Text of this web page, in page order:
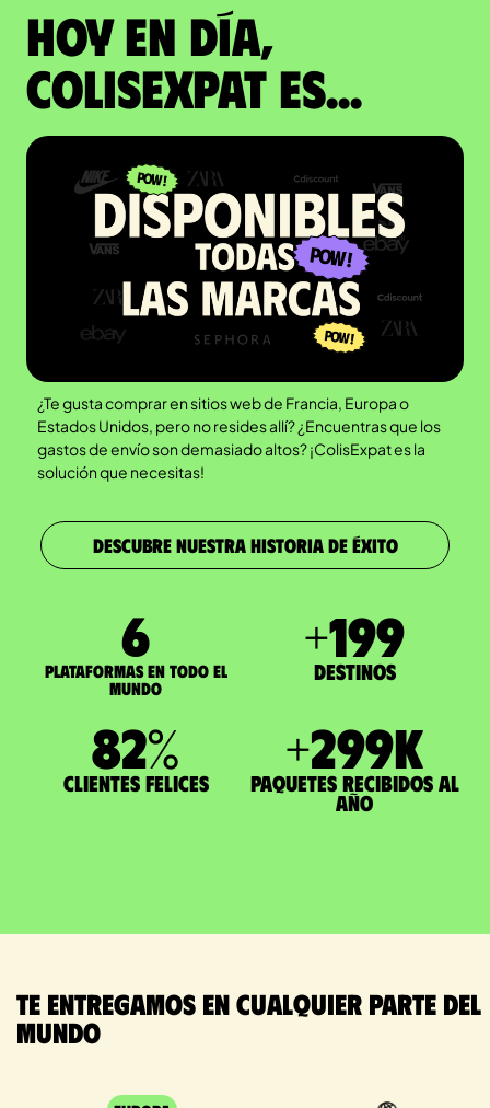
Hoy en día,
ColisExpat es...
¿Te gusta comprar en sitios web de Francia, Europa o
Estados Unidos, pero no resides allí? ¿Encuentras que los
gastos de envío son demasiado altos? ¡ColisExpat es la
solución que necesitas!
DESCUBRE NUESTRA HISTORIA DE ÉXITO
7
Plataformas en todo el
mundo
+200
Destinos
83%
Clientes felices
+300K
paquetes recibidos al
año
Te entregamos en cualquier parte del
mundo